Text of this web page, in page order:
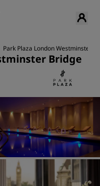
Park Plaza London Westminster
Bridge